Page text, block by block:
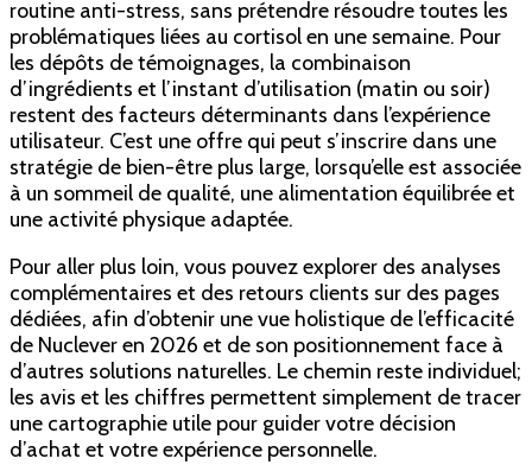
routine anti-stress, sans prétendre résoudre toutes les
problématiques liées au cortisol en une semaine. Pour
les dépôts de témoignages, la combinaison
d’ingrédients et l’instant d’utilisation (matin ou soir)
restent des facteurs déterminants dans l’expérience
utilisateur. C’est une offre qui peut s’inscrire dans une
stratégie de bien-être plus large, lorsqu’elle est associée
à un sommeil de qualité, une alimentation équilibrée et
une activité physique adaptée.
Pour aller plus loin, vous pouvez explorer des analyses
complémentaires et des retours clients sur des pages
dédiées, afin d’obtenir une vue holistique de l’efficacité
de Nuclever en 2026 et de son positionnement face à
d’autres solutions naturelles. Le chemin reste individuel;
les avis et les chiffres permettent simplement de tracer
une cartographie utile pour guider votre décision
d’achat et votre expérience personnelle.